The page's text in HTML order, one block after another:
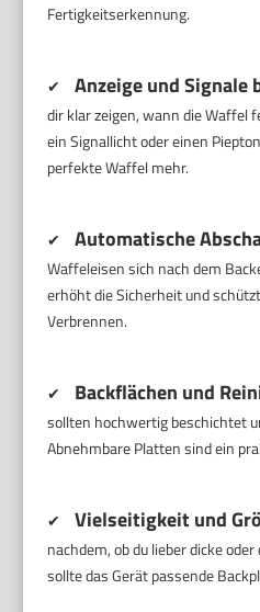
Fertigkeitserkennung.
✔ Anzeige und Signale
dir klar zeigen, wann die Waffel
ein Signallicht oder einen
perfekte Waffel mehr.
✔ Automatische
Waffeleisen sich nach dem
erhöht die Sicherheit und
Verbrennen.
✔ Backflächen und
sollten hochwertig beschichtet
Abnehmbare Platten sind ein
✔ Vielseitigkeit und
nachdem, ob du lieber dicke
sollte das Gerät passende